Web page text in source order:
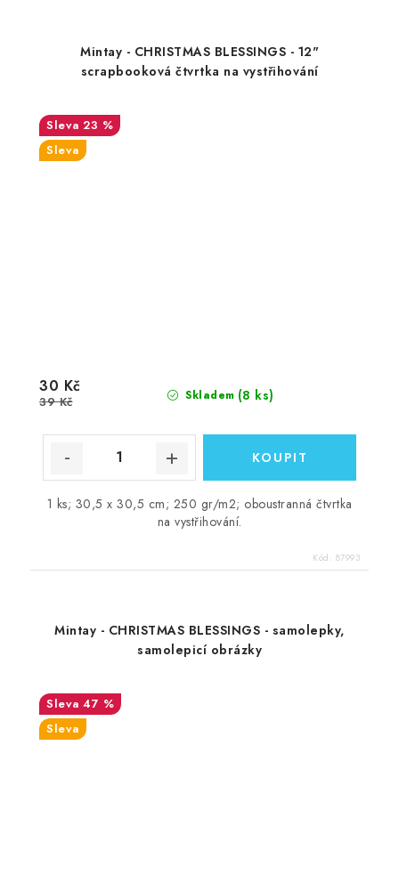
Mintay - CHRISTMAS BLESSINGS - 12"
scrapbooková čtvrtka na vystřihování
23 %
Sleva
Skladem (8 ks)
30 Kč
39 Kč
1 ks; 30,5 x 30,5 cm; 250 gr/m2; oboustranná čtvrtka
na vystřihování.
Kód: 87993
Mintay - CHRISTMAS BLESSINGS - samolepky,
samolepicí obrázky
47 %
Sleva